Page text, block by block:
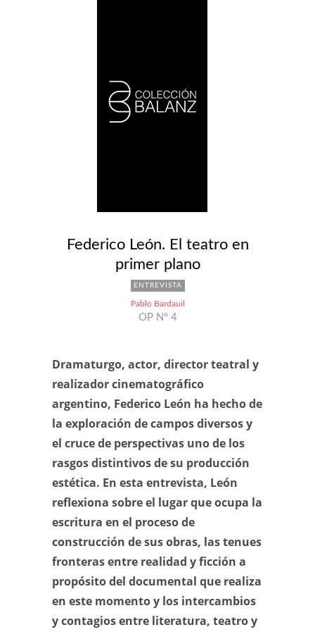
Federico León. El teatro en
primer plano
ENTREVISTA
Pablo Bardauil
OP N° 4
Dramaturgo, actor, director teatral y
realizador cinematográfico
argentino, Federico León ha hecho de
la exploración de campos diversos y
el cruce de perspectivas uno de los
rasgos distintivos de su producción
estética. En esta entrevista, León
reflexiona sobre el lugar que ocupa la
escritura en el proceso de
construcción de sus obras, las tenues
fronteras entre realidad y ficción a
propósito del documental que realiza
en este momento y los intercambios
y contagios entre literatura, teatro y